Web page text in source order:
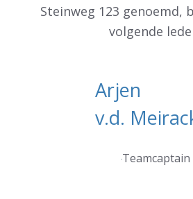
Steinweg 123 genoemd,
volgende
Arjen
v.d.
Teamcaptain